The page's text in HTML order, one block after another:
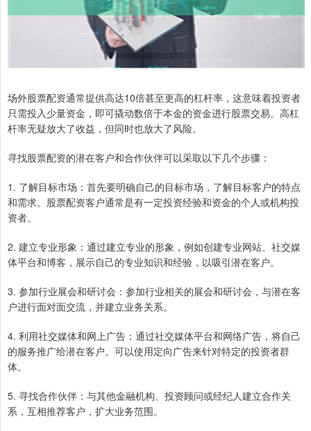
场外股票配资通常提供高达10倍甚至更高的杠杆率，这意味着投资者
只需投入少量资金，即可撬动数倍于本金的资金进行股票交易。高杠
杆率无疑放大了收益，但同时也放大了风险。
寻找股票配资的潜在客户和合作伙伴可以采取以下几个步骤：
1. 了解目标市场：首先要明确自己的目标市场，了解目标客户的特点
和需求。股票配资客户通常是有一定投资经验和资金的个人或机构投
资者。
2. 建立专业形象：通过建立专业的形象，例如创建专业网站、社交媒
体平台和博客，展示自己的专业知识和经验，以吸引潜在客户。
3. 参加行业展会和研讨会：参加行业相关的展会和研讨会，与潜在客
户进行面对面交流，并建立业务关系。
4. 利用社交媒体和网上广告：通过社交媒体平台和网络广告，将自己
的服务推广给潜在客户。可以使用定向广告来针对特定的投资者群
体。
5. 寻找合作伙伴：与其他金融机构、投资顾问或经纪人建立合作关
系，互相推荐客户，扩大业务范围。